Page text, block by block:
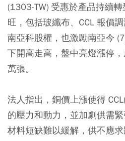
(1303-TW) 受惠於產品持續
旺，包括玻纖布、CCL 報價
南亞科股權，也激勵南亞今
下開高走高，盤中亮燈漲停
萬張。
法人指出，銅價上漲使得
的壓力和動力，並加劇供需
材料短缺難以緩解，供不應